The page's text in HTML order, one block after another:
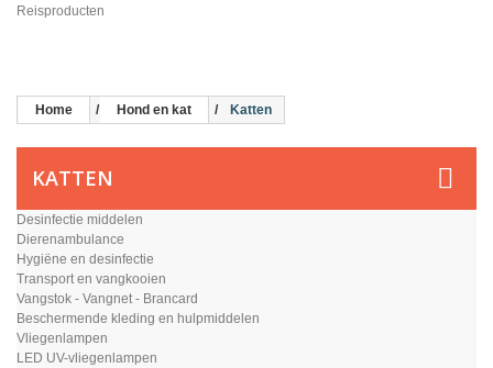
Reisproducten
Home Hond en kat Katten
KATTEN
Desinfectie middelen
Dierenambulance
Hygiëne en desinfectie
Transport en vangkooien
Vangstok - Vangnet - Brancard
Beschermende kleding en hulpmiddelen
Vliegenlampen
LED UV-vliegenlampen